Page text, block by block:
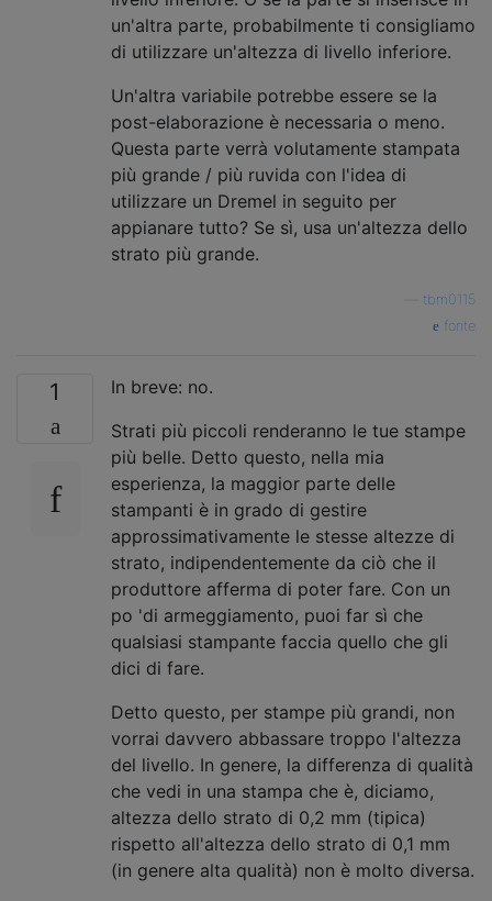
un'altra parte, probabilmente ti consigliamo
di utilizzare un'altezza di livello inferiore.
Un'altra variabile potrebbe essere se la
post-elaborazione è necessaria o meno.
Questa parte verrà volutamente stampata
più grande / più ruvida con l'idea di
utilizzare un Dremel in seguito per
appianare tutto? Se sì, usa un'altezza dello
strato più grande.
tbm0115
fonte
1
In breve: no.
Strati più piccoli renderanno le tue stampe
più belle. Detto questo, nella mia
esperienza, la maggior parte delle
stampanti è in grado di gestire
approssimativamente le stesse altezze di
strato, indipendentemente da ciò che il
produttore afferma di poter fare. Con un
po 'di armeggiamento, puoi far sì che
qualsiasi stampante faccia quello che gli
dici di fare.
Detto questo, per stampe più grandi, non
vorrai davvero abbassare troppo l'altezza
del livello. In genere, la differenza di qualità
che vedi in una stampa che è, diciamo,
altezza dello strato di 0,2 mm (tipica)
rispetto all'altezza dello strato di 0,1 mm
(in genere alta qualità) non è molto diversa.